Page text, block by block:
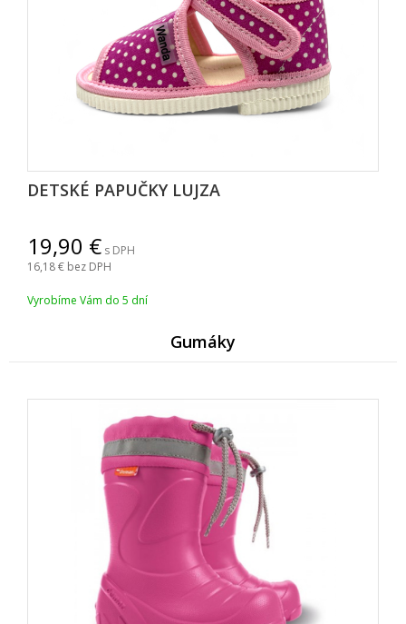
DETSKÉ PAPUČKY LUJZA
19,90
s DPH
16,18 bez DPH
Vyrobíme Vám do 5 dní
Gumáky